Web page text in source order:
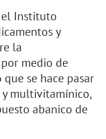
el Instituto
y
la
medio de
se hace pasar
multivitamínico,
abanico de